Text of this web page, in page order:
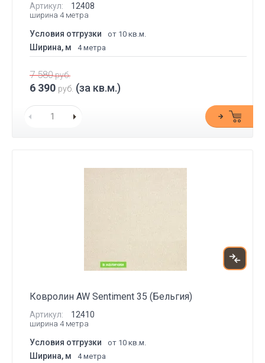
Артикул: 12408
ширина 4 метра
Условия отгрузки от 10 кв.м.
Ширина, м 4 метра
7 580руб.
6 390 руб. (за кв.м.)
Ковролин AW Sentiment 35 (Бельгия)
Артикул: 12410
ширина 4 метра
Условия отгрузки от 10 кв.м.
Ширина, м 4 метра